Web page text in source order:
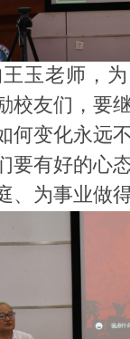
玉老师，为
校友们，要
何变化永远
要有好的心
、为事业做得